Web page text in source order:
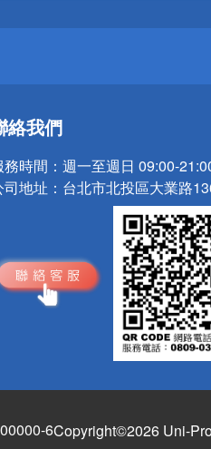
絡我們
務時間： 週一至週日 09:00-
地址： 台北市北投區大業路
6Copyright©2026 Uni-